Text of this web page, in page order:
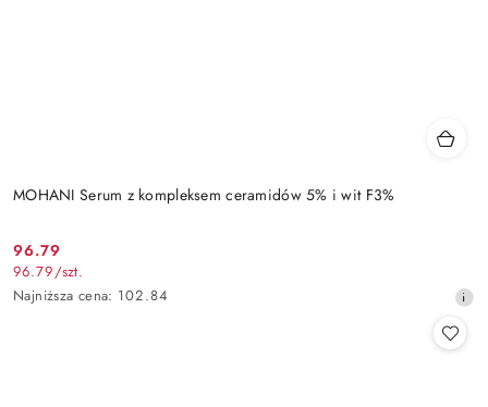
MOHANI Serum z kompleksem ceramidów 5% i wit F3%
Cena
promocyjna:
96.79
96.79/szt.
Najniższa
Najniższa cena: 102.84